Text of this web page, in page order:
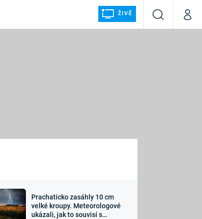
ŽIVĚ
VyhledáváníMůj
Sledujte nás
Prachaticko zasáhly 10 cm
velké kroupy. Meteorologové
ukázali, jak to souvisí s